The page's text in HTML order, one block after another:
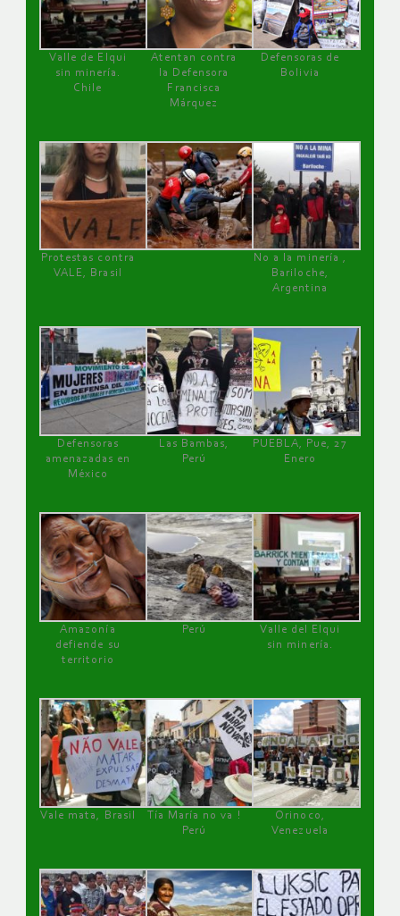
Valle de Elqui
sin minería.
Chile
Atentan contra
la Defensora
Francisca
Márquez
Defensoras de
Bolivia
Protestas contra
VALE, Brasil
No a la minería ,
Bariloche,
Argentina
Defensoras
amenazadas en
México
Las Bambas,
Perú
PUEBLA, Pue, 27
Enero
Amazonía
defiende su
territorio
Perú
Valle del Elqui
sin minería.
Vale mata, Brasil
Tía María no va !
Perú
Orinoco,
Venezuela